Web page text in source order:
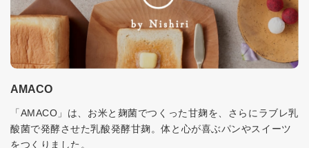
AMACO
「AMACO」は、お米と麹菌でつくった甘麹を、さらにラブレ乳
酸菌で発酵させた乳酸発酵甘麹。体と心が喜ぶパンやスイーツ
をつくりました。